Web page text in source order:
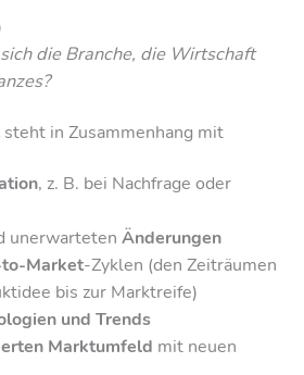
die Branche, die Wirtschaft
steht in Zusammenhang mit
, z. B. bei Nachfrage oder
unerwartetenÄnderungen
Market-Zyklen (den Zeiträumen
bis zur Marktreife)
und Trends
Marktumfeld mit neuen